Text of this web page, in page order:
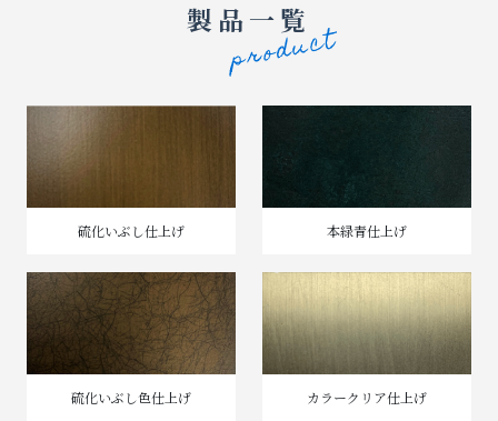
製品一覧
硫化いぶし仕上げ 本緑青仕上げ
硫化いぶし色仕上げ カラークリア仕上げ